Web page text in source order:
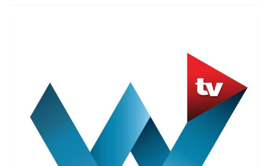
latekSpekulacje, niestety, nie ustają nawet po
zdementowaniu pogłosek oraz teorii spiskowych.Za
wskazała, że śmierć Krzysztofa Krawczyka jest niezwykle
przykrą wiadomością. - Bardzo sobie go ceniłam jako
artystę. Bardzo lubiłam jego głos - zaczęła. Na tym
jednak się nie skończyło. Aktorka szybko zboczyła
tematu i zaczęła szerzyć swoje poglądy na temat
szczepień. - Jest to przykre, ale właśnie o to chodzi, że
Krzysztof Krawczyk zaszczepił się i po szczepieniu miał
kontakt z wirusem - dodawała.